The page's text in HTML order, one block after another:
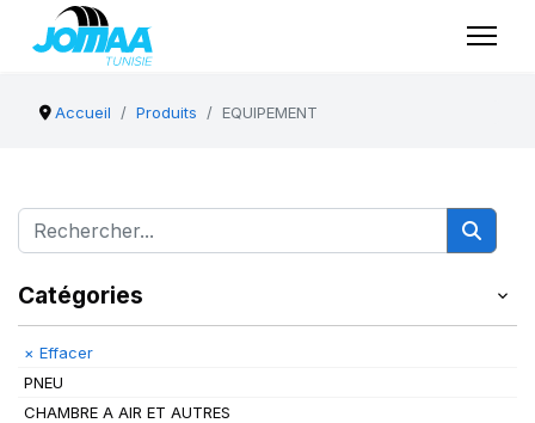
Accueil Produits EQUIPEMENT
Catégories
× Effacer
PNEU
CHAMBRE A AIR ET AUTRES